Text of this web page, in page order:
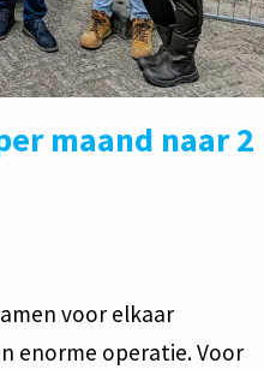
maand naar 2
voor elkaar
enorme operatie. Voor